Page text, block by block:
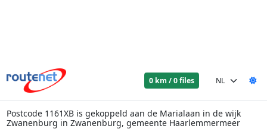
0 km / 0 files
Postcode 1161XB is gekoppeld aan de Marialaan in de wijk
Zwanenburg in Zwanenburg, gemeente Haarlemmermeer